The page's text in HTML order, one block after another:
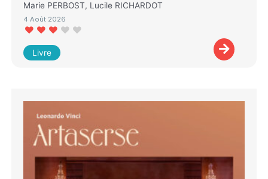
Marie PERBOST, Lucile RICHARDOT
4 Août 2026
Livre